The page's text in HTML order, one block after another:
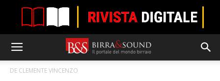
DE CLEMENTE VINCENZO